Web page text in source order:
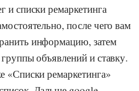
и списки ремаркетинга
после чего вам
информацию, затем
группы объявлений и ставку.
«Списки ремаркетинга»